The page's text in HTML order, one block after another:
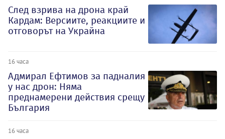
След взрива на дрона край
Кардам: Версиите, реакциите и
отговорът на Украйна
16 часа
Адмирал Ефтимов за падналия
у нас дрон: Няма
преднамерени действия срещу
България
16 часа